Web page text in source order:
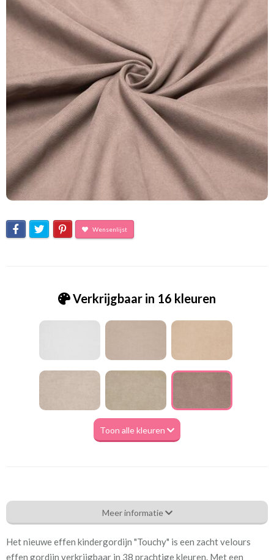
Wensenlijst
Verkrijgbaar in 16 kleuren
Toon alle kleuren
Eg_Touchy 07 twine
Eigenschappen gordijnstof
Artikelnummer Eg_Touchy 07 twine
Meer informatie
Het nieuwe effen kindergordijn "Touchy" is een zacht velours
effen gordijn verkrijgbaar in 38 prachtige kleuren. Met een